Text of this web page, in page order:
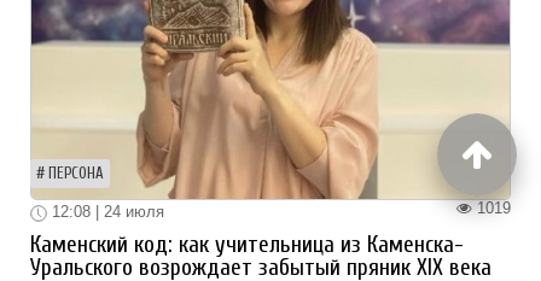
ПЕРСОНА
1019
12:08 | 24 июля
Каменский код: как учительница из Каменска-
Уральского возрождает забытый пряник XIX века